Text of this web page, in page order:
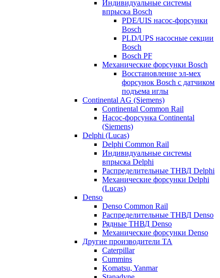
Индивидуальные системы
впрыска Bosch
PDE/UIS насос-форсунки
Bosch
PLD/UPS насосные секции
Bosch
Bosch PF
Механические форсунки Bosch
Восстановление эл-мех
форсунок Bosch с датчиком
подъема иглы
Continental AG (Siemens)
Continental Common Rail
Насос-форсунка Continental
(Siemens)
Delphi (Lucas)
Delphi Common Rail
Индивидуальные системы
впрыска Delphi
Распределительные ТНВД Delphi
Механические форсунки Delphi
(Lucas)
Denso
Denso Common Rail
Распределительные ТНВД Denso
Рядные ТНВД Denso
Механические форсунки Denso
Другие производители ТА
Caterpillar
Cummins
Komatsu, Yanmar